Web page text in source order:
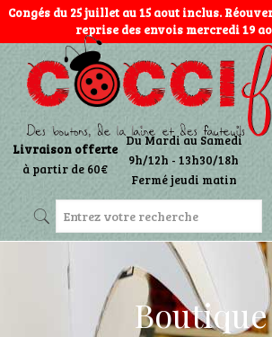
Congés du 25 juillet au 15 aout inclus.
reprise des envois mercredi 19
Livraison offerte
à partir de 60€
Du Mardi au Samedi
9h/12h - 13h30/18h
Fermé jeudi matin
Boutique